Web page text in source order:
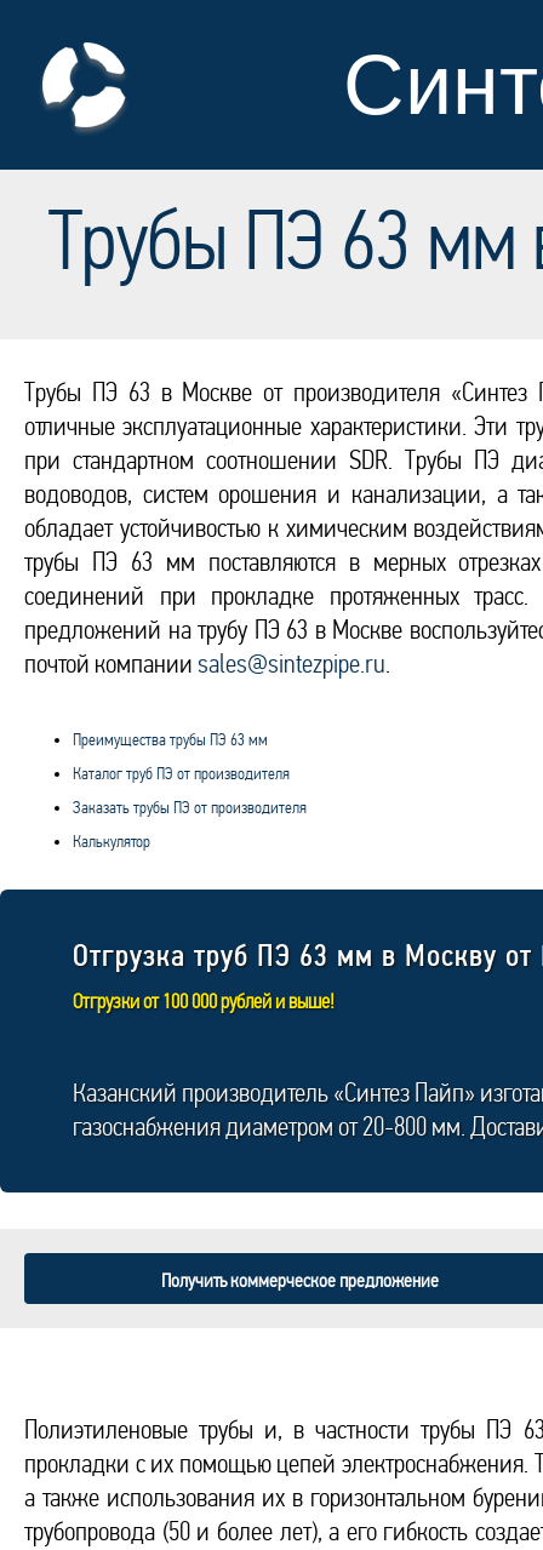
Трубы ПЭ 63 мм
Трубы ПЭ 63 в Москве от производителя «Синтез
отличные эксплуатационные характеристики.
при стандартном соотношении SDR. Трубы ПЭ
водоводов, систем орошения и канализации, а
обладает устойчивостью к химическим
трубы ПЭ 63 мм поставляются в мерных
соединений при прокладке протяженных
предложений на трубу ПЭ 63 в Москве
почтой компании sales@sintezpipe.ru.
Преимущества трубы ПЭ 63 мм
Каталог труб ПЭ от производителя
Заказать трубы ПЭ от производителя
Калькулятор
Отгрузка труб ПЭ 63 мм в Москву от
Отгрузки от 100 000 рублей и выше!
Казанский производитель «Синтез Пайп»
газоснабжения диаметром от 20-800 мм.
Получить коммерческое предложение
Полиэтиленовые трубы и, в частности трубы ПЭ
прокладки с их помощью цепей электроснабжения.
а также использования их в горизонтальном
трубопровода (50 и более лет), а его гибкость